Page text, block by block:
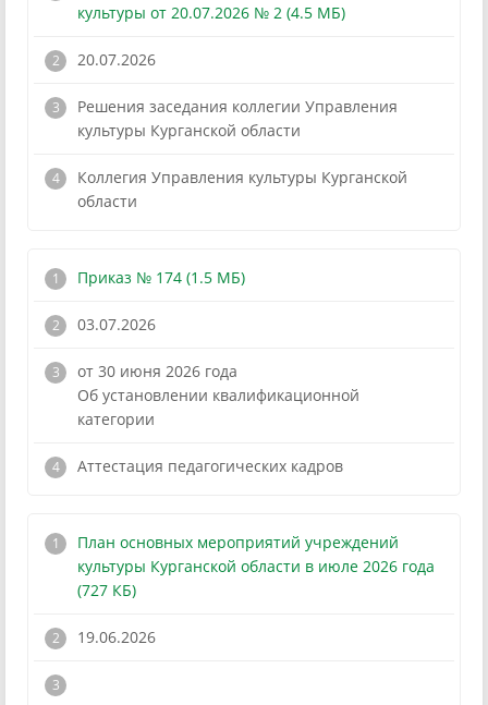
культуры от 20.07.2026 № 2 (4.5 МБ)
20.07.2026
Решения заседания коллегии Управления
культуры Курганской области
Коллегия Управления культуры Курганской
области
Приказ № 174 (1.5 МБ)
03.07.2026
от 30 июня 2026 года
Об установлении квалификационной
категории
Аттестация педагогических кадров
План основных мероприятий учреждений
культуры Курганской области в июле 2026 года
(727 КБ)
19.06.2026